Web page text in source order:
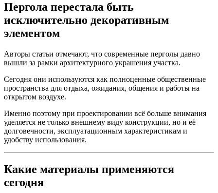
Пергола перестала быть
исключительно декоративным
элементом
Авторы статьи отмечают, что современные перголы давно
вышли за рамки архитектурного украшения участка.
Сегодня они используются как полноценные общественные
пространства для отдыха, ожидания, общения и работы на
открытом воздухе.
Именно поэтому при проектировании всё больше внимания
уделяется не только внешнему виду конструкции, но и её
долговечности, эксплуатационным характеристикам и
удобству использования.
Какие материалы применяются
сегодня